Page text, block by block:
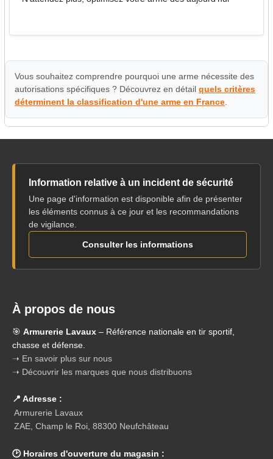
Vous souhaitez comprendre pourquoi une arme nécessite des
autorisations spécifiques ? Découvrez en détailquels critères
déterminent la classification d'une arme en France
Information relative à un incident de sécurité
Une page d'information est disponible afin de présenter
les éléments connus à ce jour et les recommandations
de vigilance.
Consulter les informations
À propos de nous
🎯 Armurerie Lavaux – Référence nationale en tir sportif,
chasse et défense.
➝ En savoir plus sur nous
➝ Découvrir les marques que nous distribuons
📍 Adresse :
Armurerie Lavaux
ZAE, Champ le Roi, 88300 Neufchâteau
🕑 Horaires d'ouverture du magasin :